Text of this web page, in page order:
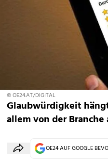
© OE24.AT/DIGITAL
Glaubwürdigkeit
allem von der Branche
OE24 AUF GOOGLE